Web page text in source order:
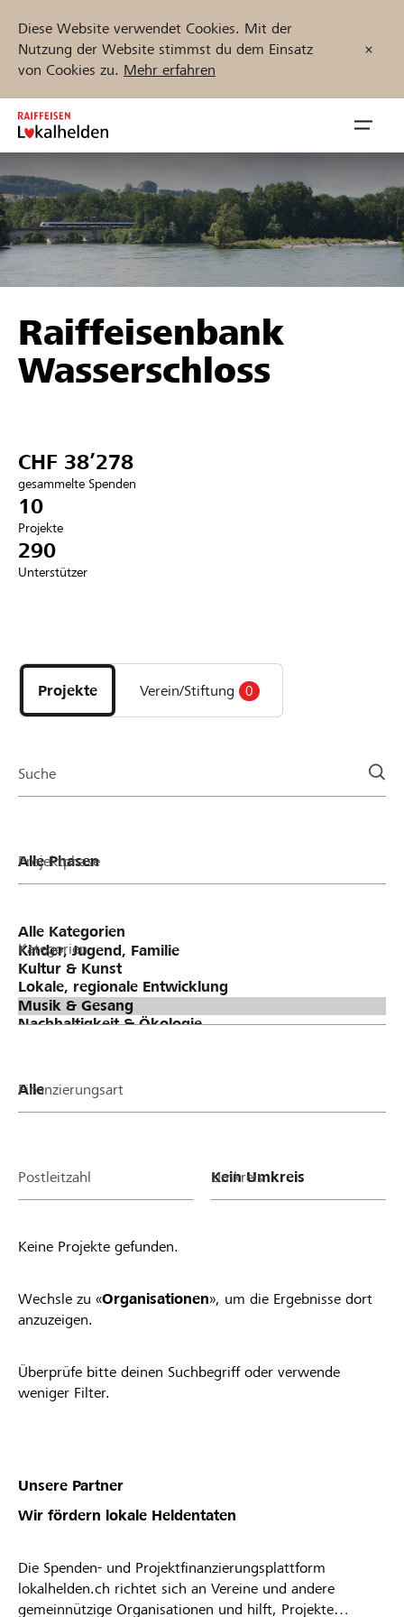
Diese Website verwendet Cookies. Mit der
Nutzung der Website stimmst du dem Einsatz
von Cookies zu. Mehr erfahren
Zum
Inhalt
springen
öffnen
Unterstützen
Hilfe & Support
Anmelden
Projekte und Organisationen finden
Jetzt starten
DE FR IT
Raiffeisenbank
Wasserschloss
CHF 38’278
gesammelte Spenden
10
Projekte
290
Unterstützer
Projekte
und
Organisationen
Projekte Verein/Stiftung 0
Suche
Projektphase
Kategorien
Finanzierungsart
Postleitzahl Umkreis
Keine Projekte gefunden.
Wechsle zu «Organisationen», um die Ergebnisse dort
anzuzeigen.
Überprüfe bitte deinen Suchbegriff oder verwende
weniger Filter.
Unsere Partner
Wir fördern lokale Heldentaten
Die Spenden- und Projektfinanzierungsplattform
lokalhelden.ch richtet sich an Vereine und andere
gemeinnützige Organisationen und hilft, Projekte